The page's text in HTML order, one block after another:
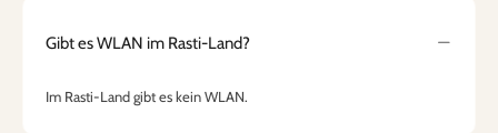
Gibt es WLAN im Rasti-Land?
Im Rasti-Land gibt es kein WLAN.